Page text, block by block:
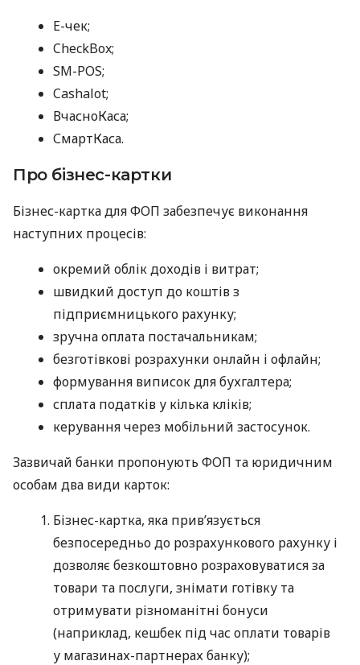
E-чек;
CheckBox;
SM-POS;
Cashalot;
ВчасноКаса;
СмартКаса.
Про бізнес-картки
Бізнес-картка для ФОП забезпечує виконання
наступних процесів:
окремий облік доходів і витрат;
швидкий доступ до коштів з
підприємницького рахунку;
зручна оплата постачальникам;
безготівкові розрахунки онлайн і офлайн;
формування виписок для бухгалтера;
сплата податків у кілька кліків;
керування через мобільний застосунок.
Зазвичай банки пропонують ФОП та юридичним
особам два види карток:
Бізнес-картка, яка прив’язується
безпосередньо до розрахункового рахунку і
дозволяє безкоштовно розраховуватися за
товари та послуги, знімати готівку та
отримувати різноманітні бонуси
(наприклад, кешбек під час оплати товарів
у магазинах-партнерах банку);